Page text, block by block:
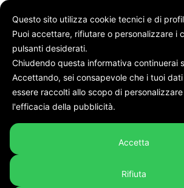
Marche
Questo sito utilizza cookie tecnici e di
Puoi accettare, rifiutare o personalizzare i
pulsanti desiderati.
Chiudendo questa informativa continuerai
Accettando, sei consapevole che i tuoi
essere raccolti allo scopo di
l'efficacia della pubblicità.
Accetta
Rifiuta